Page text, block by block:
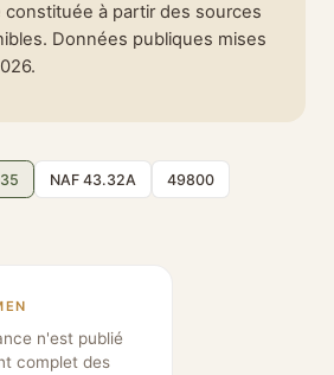
à partir des sources
Données publiques mises
NAF 43.32A 49800
n'est publié
complet des